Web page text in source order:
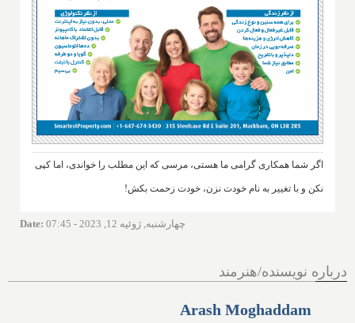
اگر شما همکاری گرامی ما هستی، مرسی که این مطلب را خواندی، اما کپی
نکن و با تغییر به نام خودت نزن، خودت زحمت بکش!
Date: چهارشنبه, ژوئیه 12, 2023 - 07:45
درباره نویسنده/هنرمند
Arash Moghaddam